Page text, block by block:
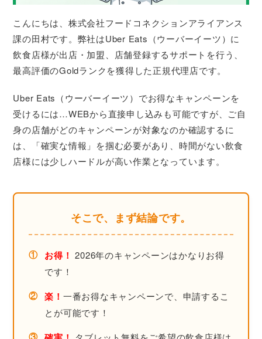
こんにちは、株式会社フードコネクションアライアンス
課の田村です。弊社はUber Eats（ウーバーイーツ）に
飲食店様が出店・加盟、店舗登録するサポートを行う、
最高評価のGoldランクを獲得した正規代理店です。
Uber Eats（ウーバーイーツ）でお得なキャンペーンを
受けるには…WEBから直接申し込みも可能ですが、ご自
身の店舗がどのキャンペーンが対象なのか確認するに
は、「確実な情報」を掴む必要があり、時間がない飲食
店様には少しハードルが高い作業となっています。
そこで、まず結論です。
① お得！ 2026年のキャンペーンはかなりお得
です！
② 楽！ 一番お得なキャンペーンで、申請するこ
とが可能です！